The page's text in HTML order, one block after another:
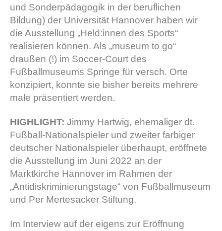
und Sonderpädagogik in der beruflichen
Bildung) der Universität Hannover haben wir
die Ausstellung „Held:innen des Sports“
realisieren können. Als „museum to go“
draußen (!) im Soccer-Court des
Fußballmuseums Springe für versch. Orte
konzipiert, konnte sie bisher bereits mehrere
male präsentiert werden.
HIGHLIGHT: Jimmy Hartwig, ehemaliger dt.
Fußball-Nationalspieler und zweiter farbiger
deutscher Nationalspieler überhaupt, eröffnete
die Ausstellung im Juni 2022 an der
Marktkirche Hannover im Rahmen der
„Antidiskriminierungstage“ von Fußballmuseum
und Per Mertesacker Stiftung.
Im Interview auf der eigens zur Eröffnung